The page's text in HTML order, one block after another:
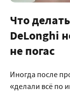
Что
DeLonghi
не погас
Иногда после
«делали всё по